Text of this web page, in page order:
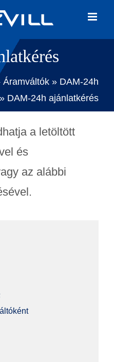
Áramváltók » DAM-24h
» DAM-24h ajánlatkérés
a letöltött
és
az alábbi